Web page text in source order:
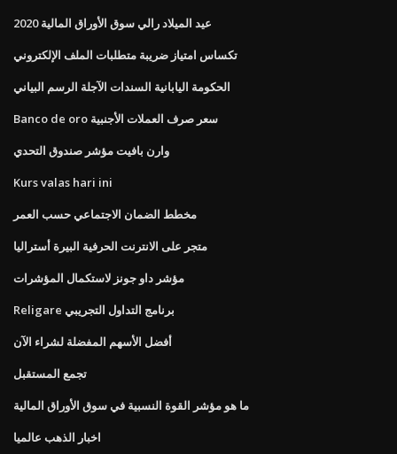
عيد الميلاد رالي سوق الأوراق المالية 2020
تكساس امتياز ضريبة متطلبات الملف الإلكتروني
الحكومة اليابانية السندات الآجلة الرسم البياني
Banco de oro سعر صرف العملات الأجنبية
وارن بافيت مؤشر صندوق التحدي
Kurs valas hari ini
مخطط الضمان الاجتماعي حسب العمر
متجر على الانترنت الحرفية البيرة أستراليا
مؤشر داو جونز لاستكمال المؤشرات
Religare برنامج التداول التجريبي
أفضل الأسهم المفضلة لشراء الآن
تجمع المستقبل
ما هو مؤشر القوة النسبية في سوق الأوراق المالية
اخبار الذهب عالميا